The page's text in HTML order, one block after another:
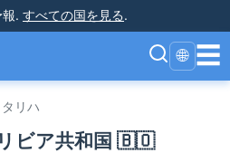
. すべての国を見る.
🌐 ☰
タリハ
ビア共和国 🇧🇴